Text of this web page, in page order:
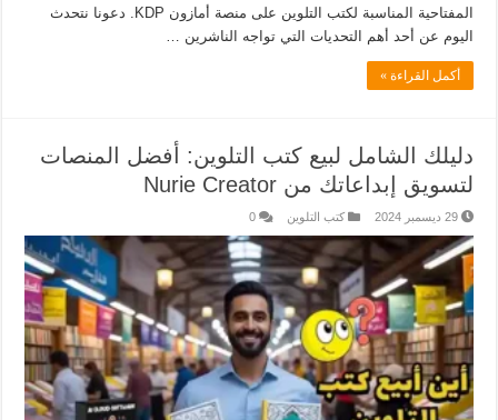
المفتاحية المناسبة لكتب التلوين على منصة أمازون KDP. دعونا نتحدث
اليوم عن أحد أهم التحديات التي تواجه الناشرين …
أكمل القراءة »
دليلك الشامل لبيع كتب التلوين: أفضل المنصات
لتسويق إبداعاتك من Nurie Creator
29 ديسمبر 2024 كتب التلوين 0